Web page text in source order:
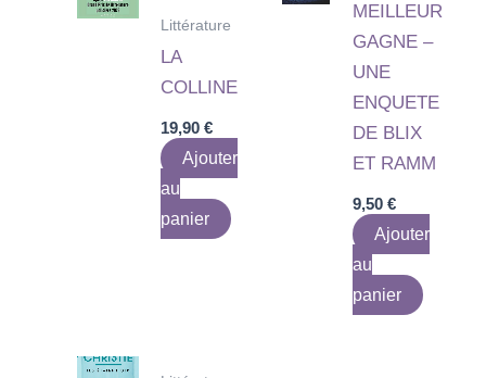
Littérature
LA
COLLINE
19,90€
Ajouter
au
panier
MEILLEUR
GAGNE –
UNE
ENQUETE
DE BLIX
ET RAMM
9,50 €
Ajouter
au
panier